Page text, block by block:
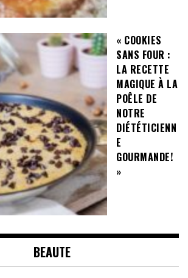
« COOKIES
SANS FOUR :
LA RECETTE
MAGIQUE À LA
POÊLE DE
NOTRE
DIÉTÉTICIENN
E
GOURMANDE!
»
BEAUTE